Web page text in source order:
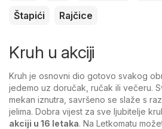
Štapići
Rajčice
Kruh u akciji
Kruh je osnovni dio gotovo svakog
jedemo uz doručak, ručak ili večeru.
mekan iznutra, savršeno se slaže s
jelima. Dobra vijest za sve ljubitelje
akciji u 16 letaka. Na Letkomatu